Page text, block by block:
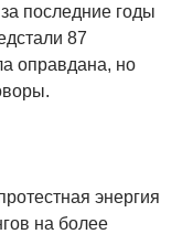
последние годы
87
оправдана, но
энергия
на более